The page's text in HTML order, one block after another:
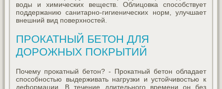
воды и химических веществ. Облицовка способствует
поддержанию санитарно-гигиенических норм, улучшает
внешний вид поверхностей.
ПРОКАТНЫЙ БЕТОН ДЛЯ
ДОРОЖНЫХ ПОКРЫТИЙ
Почему прокатный бетон? - Прокатный бетон обладает
способностью выдерживать нагрузки и устойчивостью к
деформации. В течение длительного времени он без